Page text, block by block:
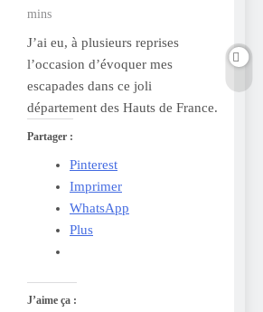
mins
J’ai eu, à plusieurs reprises
l’occasion d’évoquer mes
escapades dans ce joli
département des Hauts de France.
Partager :
Pinterest
Imprimer
WhatsApp
Plus
J’aime ça :